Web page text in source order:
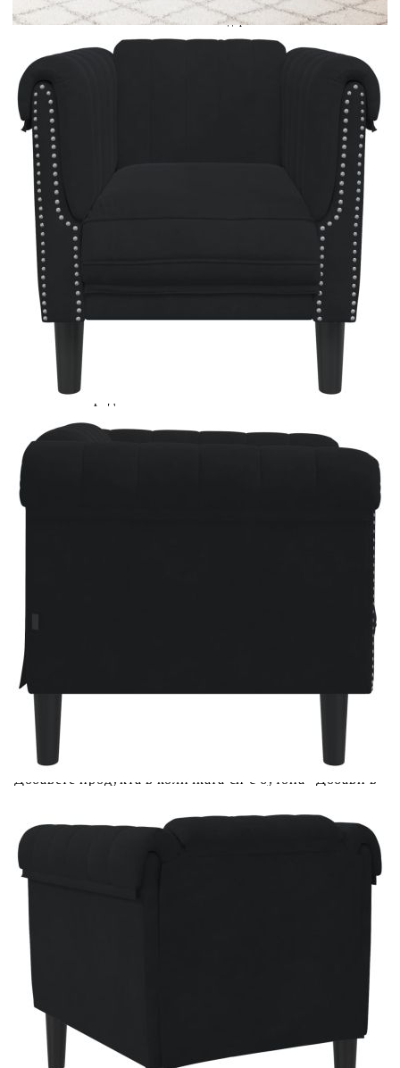
Материал:
Кадифе (100% полиестер), шперплат,
масивно дърво
8721012399563
Общи размери:
80 x 77 x 74 см (Ш x Д x В)
Височина на седалката от
земята:
Максимален капацитет на
натоварване:
Дълбочина на седалката:
Ширина на седалката:
Височина на подлакътника
от земята:
Материал на пълнежа:
Купи на изплащане
Credit calculator
Кресло, черно, кадифе
Please select credit institution
Цена на продукта: €163.00
Extraction of information from credit institutions
Предоставената таблица е с информационна цел.
Добавете продукта в количката си с бутона "Добави в
количката" и при поръчка ще можете да изберете броя
вноски на кредита.
Acest tabel are caracter informativ. Adăugați produsul în
coșul de cumpărături unde veți putea selecta detaliile
cererii de creditare.
Предоставената таблица е с информационна цел.
Добавете продукта в количката си с бутона "Добави в
количката" и при поръчка ще можете да изберете броя
Добавете продукта в количката си с бутона "Добави в
количката" и при поръчка ще можете да изберете броя
вноски на кредита.
Предоставената таблица е с информационна цел.
Добавете продукта в количката си с бутона "Добави в
количката" и при поръчка ще можете да изберете броя
вноски на кредита.
Предоставената таблица е с информационна цел.
Добавете продукта в количката си с бутона "Добави в
Когато плащате с NewPay, всъщност NewPay плаща
поръчката Ви вместо Вас. Вие я получавате и
разполагате с три начина да я платите към тях:
Отложено до 30 дни от момента на изпращане на
поръчката без оскъпяване. За покупки на стойност до
400 лв. / €204,52
Плащане на 4 вноски. Заплащате 20% от стойността на
поръчката си на момента с карта. Останалата сума се
разделя на 3 равни месечни вноски без оскъпяване. За
покупки на стойност до 1000 лв. / €511.31
Плащане на 6 вноски. Стойността на поръчката се
разпределя в 6 равни месечни вноски с оскъпяване. За
покупки на стойност до 2000 лв. / €1022.61